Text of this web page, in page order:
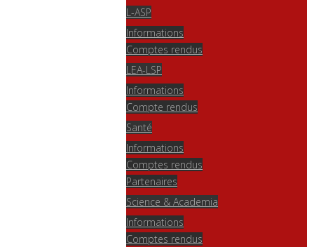
L-ASP
Informations
Comptes rendus
LEA-LSP
Informations
Compte rendus
Santé
Informations
Comptes rendus
Partenaires
Science & Academia
Informations
Comptes rendus